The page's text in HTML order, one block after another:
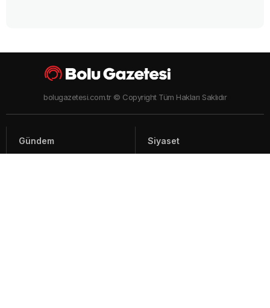
bolugazetesi.com.tr © Copyright Tüm Hakları Saklıdır
Gündem Siyaset